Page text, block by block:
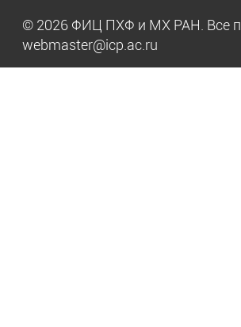
© 2026 ФИЦ ПХФ и МХ РАН.
webmaster@icp.ac.ru